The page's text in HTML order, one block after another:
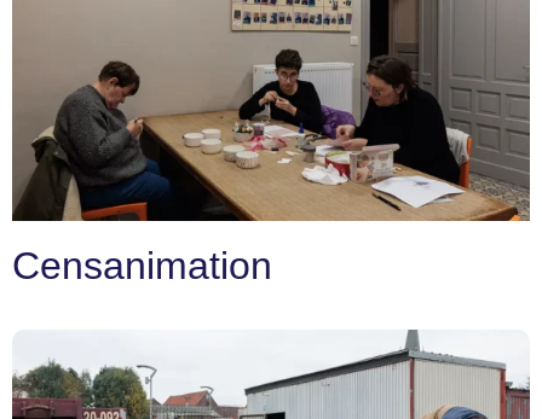
Censanimation